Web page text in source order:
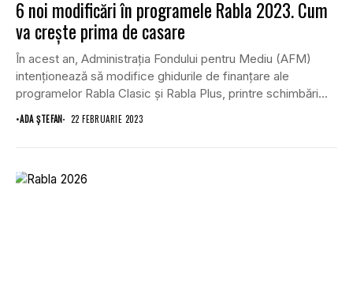
6 noi modificări în programele Rabla 2023. Cum
va crește prima de casare
În acest an, Administrația Fondului pentru Mediu (AFM)
intenționează să modifice ghidurile de finanțare ale
programelor Rabla Clasic și Rabla Plus, printre schimbări...
•ADA ȘTEFAN 22 FEBRUARIE 2023